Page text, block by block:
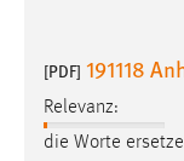
[PDF] 191118
Relevanz:
die Worte